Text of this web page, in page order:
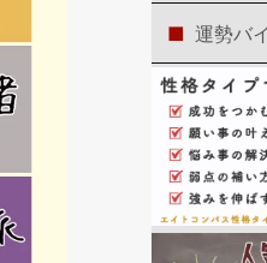
運勢バ